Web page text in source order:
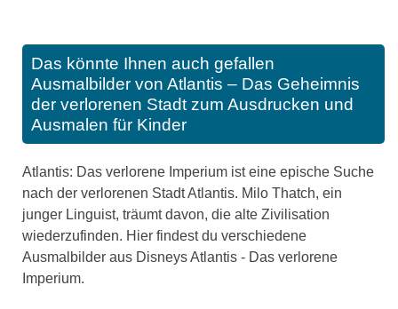
Das könnte Ihnen auch gefallen
Ausmalbilder von Atlantis – Das Geheimnis
der verlorenen Stadt zum Ausdrucken und
Ausmalen für Kinder
Atlantis: Das verlorene Imperium ist eine epische Suche
nach der verlorenen Stadt Atlantis. Milo Thatch, ein
junger Linguist, träumt davon, die alte Zivilisation
wiederzufinden. Hier findest du verschiedene
Ausmalbilder aus Disneys Atlantis - Das verlorene
Imperium.